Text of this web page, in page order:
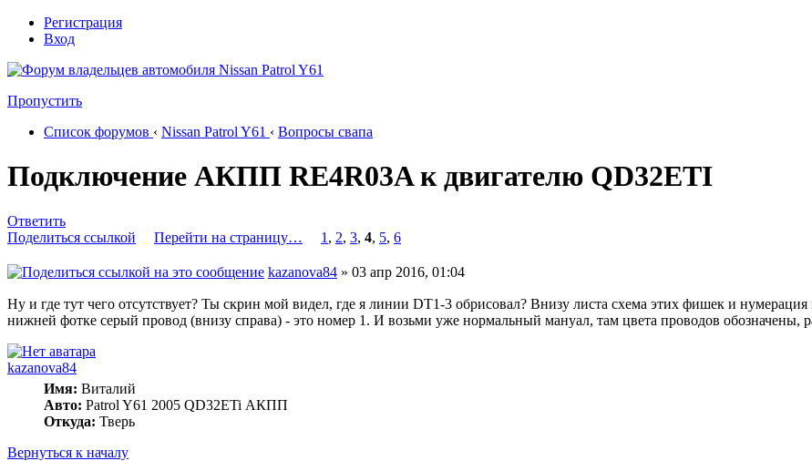
Регистрация
Вход
Пропустить
Список форумов ‹ Nissan Patrol Y61 ‹ Вопросы свапа
Подключение АКПП RE4R03A к двигателю QD32ETI
Ответить
Поделиться ссылкой
Перейти на страницу… 1 , 2, 3, 4, 5, 6
kazanova84 » 03 апр 2016, 01:04
Ну и где тут чего отсутствует? Ты скрин мой видел, где я линии DT1-3 обрисовал? Внизу листа схема этих фишек и
нижней фотке серый провод (внизу справа) - это номер 1. И возьми уже нормальный мануал, там цвета проводов обозначены,
kazanova84
Имя: Виталий
Авто: Patrol Y61 2005 QD32ETi АКПП
Откуда: Тверь
Вернуться к началу